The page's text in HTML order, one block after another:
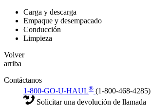
Carga y descarga
Empaque y desempacado
Conducción
Limpieza
Volver
arriba
Contáctanos
1-800-GO-U-HAUL® (1-800-468-4285)
Solicitar una devolución de llamada